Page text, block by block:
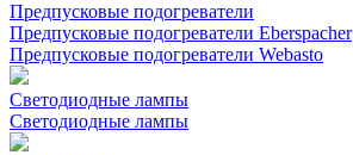
Предпусковые подогреватели
Предпусковые подогреватели Eberspacher
Предпусковые подогреватели Webasto
Светодиодные лампы
Светодиодные лампы